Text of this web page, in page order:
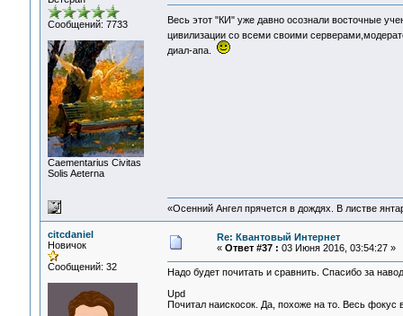
Сообщений: 7733
Сaementarius Civitas
Solis Aeterna
Весь этот "КИ" уже давно осознали восточные
цивилизации со всеми своими
диал-апа.
«Осенний Ангел прячется в дождях. В листве
citcdaniel
Новичок
Сообщений: 32
Re: Квантовый Интернет
« Ответ #37 : 03 Июня 2016, 03:54:27 »
Надо будет почитать и сравнить. Спасибо за
Upd
Почитал наискосок. Да, похоже на то. Весь фокус